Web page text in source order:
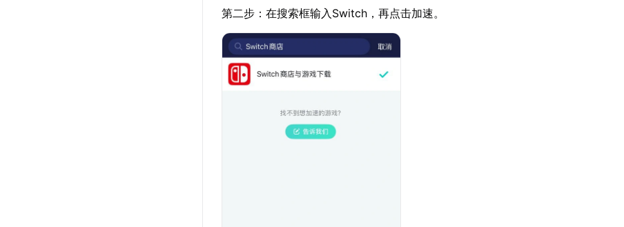
第二步：在搜索框输入Switch，再点击加速。